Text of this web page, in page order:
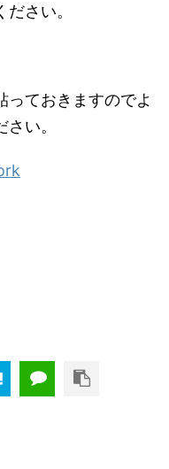
さい。
っておきますのでよ
い。